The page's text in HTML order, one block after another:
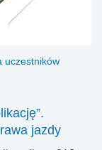
uczestników
jazdy